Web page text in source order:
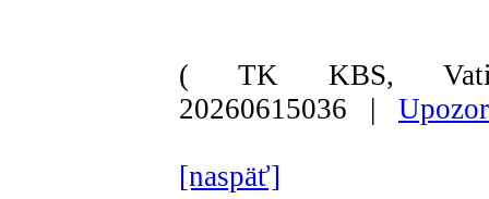
( TK KBS,
20260615036 |
[naspäť]